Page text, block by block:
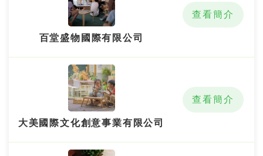
百堂盛物國際有限公司
查看簡介
大美國際文化創意事業有限公司
查看簡介